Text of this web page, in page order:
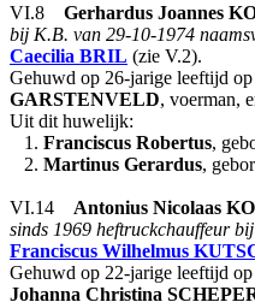
VI.8 Gerhardus Joannes
bij K.B. van 29-10-1974
Caecilia BRIL (zie V.2).
Gehuwd op 26-jarige leeftijd
GARSTENVELD, voerman,
Uit dit huwelijk:
1. Franciscus Robertus,
2. Martinus Gerardus,
VI.14 Antonius Nicolaas
sinds 1969 heftruckchauffeur
Franciscus Wilhelmus
Gehuwd op 22-jarige leeftijd
Johanna Christina